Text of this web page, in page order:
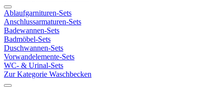
Ablaufgarnituren-Sets
Anschlussarmaturen-Sets
Badewannen-Sets
Badmöbel-Sets
Duschwannen-Sets
Vorwandelemente-Sets
WC- & Urinal-Sets
Zur Kategorie Waschbecken